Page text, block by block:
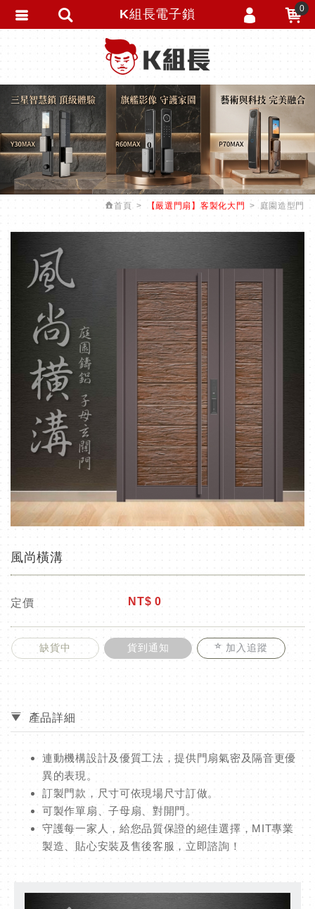
首頁 【嚴選門扇】客製化大門 庭園造型門
風尚橫溝
定價 NT$ 0
缺貨中 貨到通知 加入追蹤
產品詳細
連動機構設計及優質工法，提供門扇氣密及隔音更優
異的表現。
訂製門款，尺寸可依現場尺寸訂做。
可製作單扇、子母扇、對開門。
守護每一家人，給您品質保證的絕佳選擇，MIT專業
製造、貼心安裝及售後客服，立即諮詢！
K組長電子鎖 0
會員註冊
忘記密碼
訂單查詢
追蹤清單
匯款通知